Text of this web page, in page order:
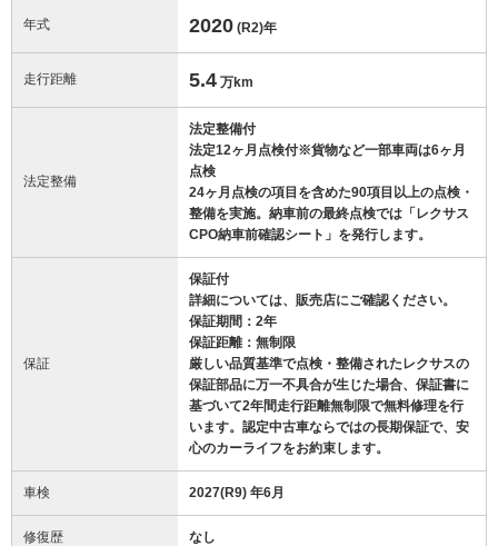
年式 2020 (R2)年
走行距離 5.4 万km
法定整備
法定整備付
法定12ヶ月点検付※貨物など一部車両は6ヶ月
点検
24ヶ月点検の項目を含めた90項目以上の点検・
整備を実施。納車前の最終点検では「レクサス
CPO納車前確認シート」を発行します。
保証
保証付
詳細については、販売店にご確認ください。
保証期間：2年
保証距離：無制限
厳しい品質基準で点検・整備されたレクサスの
保証部品に万一不具合が生じた場合、保証書に
基づいて2年間走行距離無制限で無料修理を行
います。認定中古車ならではの長期保証で、安
心のカーライフをお約束します。
車検 2027(R9) 年6月
修復歴 なし